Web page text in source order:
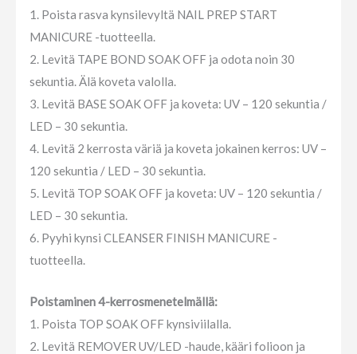
1. Poista rasva kynsilevyltä NAIL PREP START
MANICURE -tuotteella.
2. Levitä TAPE BOND SOAK OFF ja odota noin 30
sekuntia. Älä koveta valolla.
3. Levitä BASE SOAK OFF ja koveta: UV – 120 sekuntia /
LED – 30 sekuntia.
4. Levitä 2 kerrosta väriä ja koveta jokainen kerros: UV –
120 sekuntia / LED – 30 sekuntia.
5. Levitä TOP SOAK OFF ja koveta: UV – 120 sekuntia /
LED – 30 sekuntia.
6. Pyyhi kynsi CLEANSER FINISH MANICURE -
tuotteella.
Poistaminen 4-kerrosmenetelmällä:
1. Poista TOP SOAK OFF kynsiviilalla.
2. Levitä REMOVER UV/LED -haude, kääri folioon ja